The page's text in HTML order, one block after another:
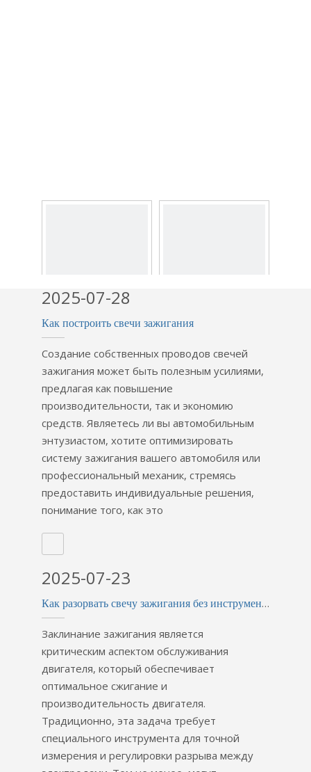
Портативный
индукционный
нагреватель
подшипников с
высоким качеством
FM Loctiter
Henkel 401 Быстрая
сушка прочность на
клеи 406 454 495
496 Клевополочный
деревянный
керамический
пластик.
Wyw02 Loctite 243
высокотемпературный
анаэробный клей,
универсальный
уплотнитель для
SWC-180bh с
компенсацией
YJJ Hot-Sale
автомобильный
резистор
иридиевая
платиновая свеча
зажигания Bujia
Высококачественные
радиально-
упорные
шарикоподшипники
6305
2025-07-28
Как построить свечи зажигания
Создание собственных проводов свечей
зажигания может быть полезным усилиями,
предлагая как повышение
производительности, так и экономию
средств. Являетесь ли вы автомобильным
энтузиастом, хотите оптимизировать
систему зажигания вашего автомобиля или
профессиональный механик, стремясь
предоставить индивидуальные решения,
понимание того, как это
2025-07-23
Как разорвать свечу зажигания без инструмента
Заклинание зажигания является
критическим аспектом обслуживания
двигателя, который обеспечивает
оптимальное сжигание и
производительность двигателя.
Традиционно, эта задача требует
специального инструмента для точной
измерения и регулировки разрыва между